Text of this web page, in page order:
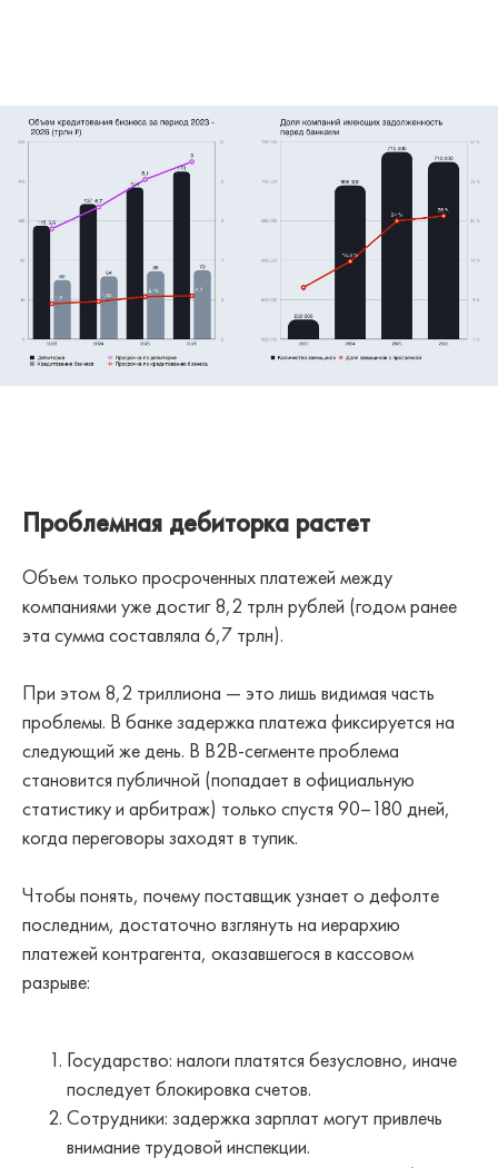
Проблемная дебиторка растет
Объем только просроченных платежей между
компаниями уже достиг 8,2 трлн рублей (годом ранее
эта сумма составляла 6,7 трлн).
При этом 8,2 триллиона — это лишь видимая часть
проблемы. В банке задержка платежа фиксируется на
следующий же день. В B2B-сегменте проблема
становится публичной (попадает в официальную
статистику и арбитраж) только спустя 90–180 дней,
когда переговоры заходят в тупик.
Чтобы понять, почему поставщик узнает о дефолте
последним, достаточно взглянуть на иерархию
платежей контрагента, оказавшегося в кассовом
разрыве:
Государство: налоги платятся безусловно, иначе
последует блокировка счетов.
Сотрудники: задержка зарплат могут привлечь
внимание трудовой инспекции.